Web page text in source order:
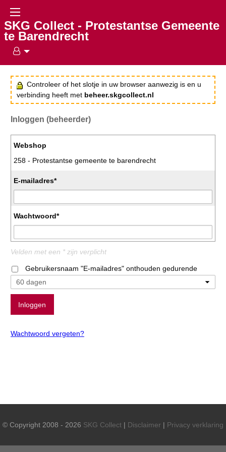
SKG Collect - Protestantse Gemeente
te Barendrecht
Controleer of het slotje in uw browser aanwezig is en u
verbinding heeft met beheer.skgcollect.nl
Inloggen (beheerder)
Webshop
258 - Protestantse gemeente te barendrecht
E-mailadres*
Wachtwoord*
Velden met een * zijn verplicht
Gebruikersnaam "E-mailadres" onthouden gedurende
Wachtwoord vergeten?
© Copyright 2008 - 2026 SKG Collect | Disclaimer | Privacy verklaring